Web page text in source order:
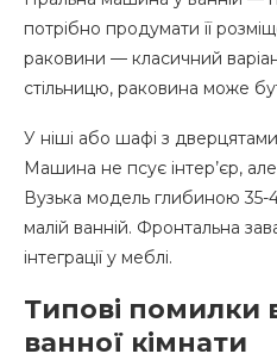
потрібно продумати її
раковини — класичний
стільницю, раковина може
У ніші або шафі з
Машина не псує інтер’єр,
Вузька модель глибиною 35-
малій ванній. Фронтальна
інтеграції у меблі.
Типові помилки
ванної кімнати